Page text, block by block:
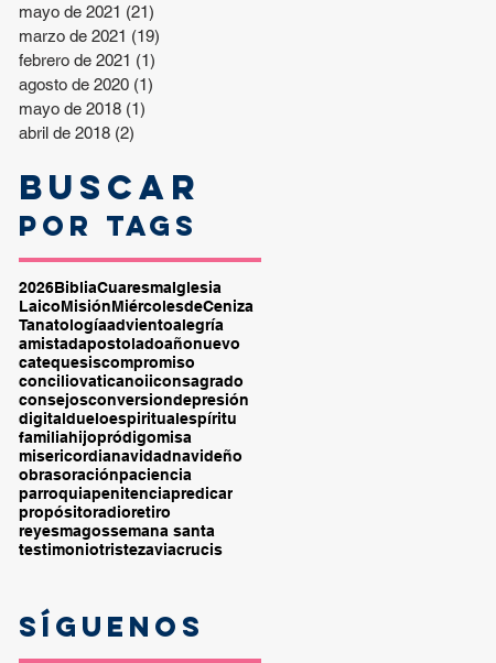
mayo de 2021 (21)
marzo de 2021 (19)
febrero de 2021 (1)
agosto de 2020 (1)
mayo de 2018 (1)
abril de 2018 (2)
Buscar
por tags
2026BibliaCuaresmaIglesia
LaicoMisiónMiércolesdeCeniza
Tanatologíaadvientoalegría
amistadapostoladoañonuevo
catequesiscompromiso
conciliovaticanoiiconsagrado
consejosconversiondepresión
digitaldueloespiritualespíritu
familiahijopródigomisa
misericordianavidadnavideño
obrasoraciónpaciencia
parroquiapenitenciapredicar
propósitoradioretiro
reyesmagossemana santa
testimoniotristezaviacrucis
Síguenos